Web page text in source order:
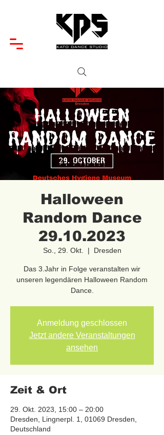
Halloween
Random Dance
29.10.2023
So., 29. Okt.
  |
Dresden
Das 3.Jahr in Folge veranstalten wir
unseren legendären Halloween Random
Dance.
Anmeldung geschlossen
Jetzt andere Veranstaltungen
ansehen
Zeit & Ort
29. Okt. 2023, 15:00 – 20:00
Dresden, Lingnerpl. 1, 01069 Dresden,
Deutschland